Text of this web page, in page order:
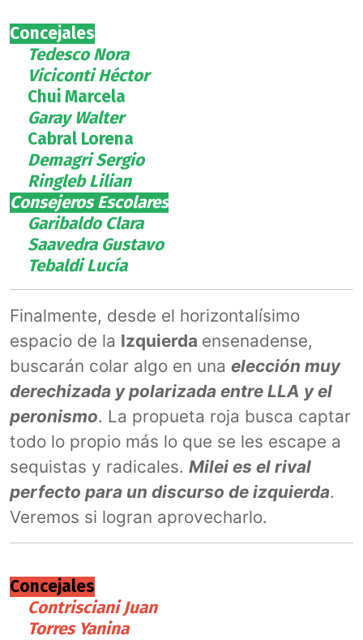
Concejales
Tedesco Nora
Viciconti Héctor
Chui Marcela
Garay Walter
Cabral Lorena
Demagri Sergio
Ringleb Lilian
Consejeros Escolares
Garibaldo Clara
Saavedra Gustavo
Tebaldi Lucía
Finalmente, desde el horizontalísimo
espacio de la Izquierda ensenadense,
buscarán colar algo en una elección muy
derechizada y polarizada entre LLA y el
peronismo. La propueta roja busca captar
todo lo propio más lo que se les escape a
sequistas y radicales. Milei es el rival
perfecto para un discurso de izquierda.
Veremos si logran aprovecharlo.
Concejales
Contrisciani Juan
Torres Yanina